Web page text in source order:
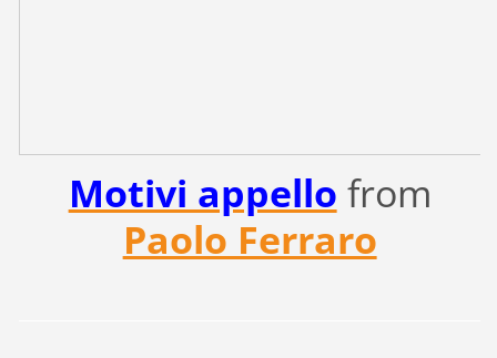
Motivi appello from
Paolo Ferraro